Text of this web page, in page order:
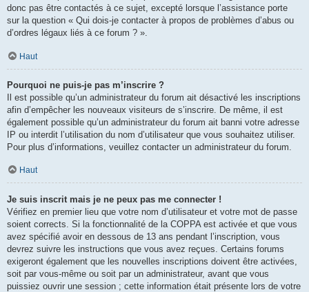
donc pas être contactés à ce sujet, excepté lorsque l’assistance porte
sur la question « Qui dois-je contacter à propos de problèmes d’abus ou
d’ordres légaux liés à ce forum ? ».
Haut
Pourquoi ne puis-je pas m’inscrire ?
Il est possible qu’un administrateur du forum ait désactivé les inscriptions
afin d’empêcher les nouveaux visiteurs de s’inscrire. De même, il est
également possible qu’un administrateur du forum ait banni votre adresse
IP ou interdit l’utilisation du nom d’utilisateur que vous souhaitez utiliser.
Pour plus d’informations, veuillez contacter un administrateur du forum.
Haut
Je suis inscrit mais je ne peux pas me connecter !
Vérifiez en premier lieu que votre nom d’utilisateur et votre mot de passe
soient corrects. Si la fonctionnalité de la COPPA est activée et que vous
avez spécifié avoir en dessous de 13 ans pendant l’inscription, vous
devrez suivre les instructions que vous avez reçues. Certains forums
exigeront également que les nouvelles inscriptions doivent être activées,
soit par vous-même ou soit par un administrateur, avant que vous
puissiez ouvrir une session ; cette information était présente lors de votre